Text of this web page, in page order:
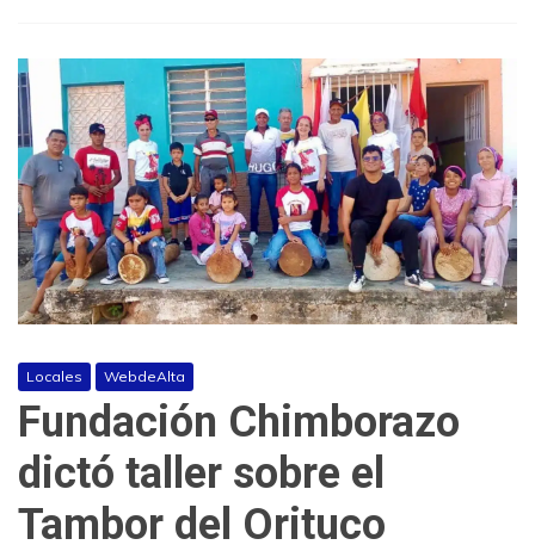
Locales WebdeAlta
Fundación Chimborazo
dictó taller sobre el
Tambor del Orituco